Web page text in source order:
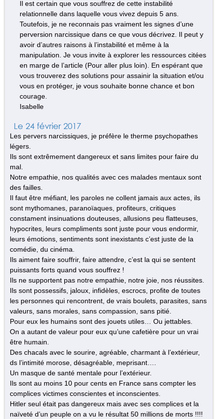
Il est certain que vous souffrez de cette instabilité
relationnelle dans laquelle vous vivez depuis 5 ans.
Toutefois, je ne reconnais pas vraiment les signes d’une
perversion narcissique dans ce que vous décrivez. Il peut y
avoir d’autres raisons à l’instabilité et même à la
manipulation. Je vous invite à explorer les ressources citées
en marge de l’article (Pour aller plus loin). En espérant que
vous trouverez des solutions pour assainir la situation et/ou
vous en protéger, je vous souhaite bonne chance et bon
courage.
Isabelle
Le 24 février 2017
Les pervers narcissiques, je préfère le therme psychopathes
légers.
Ils sont extrêmement dangereux et sans limites pour faire du
mal.
Notre empathie, nos qualités avec ces malades mentaux sont
des failles.
Il faut être méfiant, les paroles ne collent jamais aux actes, ils
sont mythomanes, paranoïaques, profiteurs, critiques
constament insinuations douteuses, allusions peu flatteuses,
hypocrites, leurs compliments sont juste pour vous endormir,
leurs émotions, sentiments sont inexistants c’est juste de la
comédie, du cinéma.
Ils aiment faire souffrir, faire attendre, c’est la qui se sentent
puissants forts quand vous souffrez !
Ils ne supportent pas notre empathie, notre joie, nos réussites.
Ils sont possessifs, jaloux, infidèles, escrocs, profite de toutes
les personnes qui rencontrent, de vrais boulets, parasites, sans
valeurs, sans morales, sans compassion, sans pitié.
Pour eux les humains sont des jouets utiles… Ou jettables.
On a autant de valeur pour eux qu’une cafetière pour un vrai
être humain.
Des chacals avec le sourire, agréable, charmant à l’extérieur,
ds l’intimité morose, désagréable, meprisant….
Un masque de santé mentale pour l’extérieur.
Ils sont au moins 10 pour cents en France sans compter les
complices victimes conscientes et inconscientes.
Hitler seul était pas dangereux mais avec ses complices et la
naïveté d’un peuple on a vu le résultat 50 millions de morts !!!!